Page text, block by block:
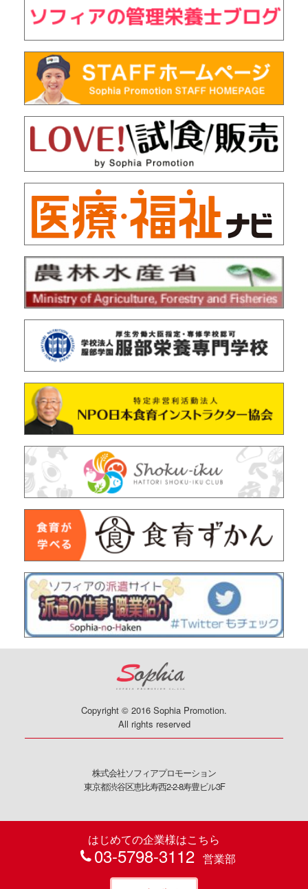
Copyright © 2016 Sophia Promotion.
All rights reserved
株式会社ソフィアプロモーション
東京都渋谷区恵比寿西2-2-8寿豊ビル3F
はじめての企業様はこちら
03-5798-3112 営業部